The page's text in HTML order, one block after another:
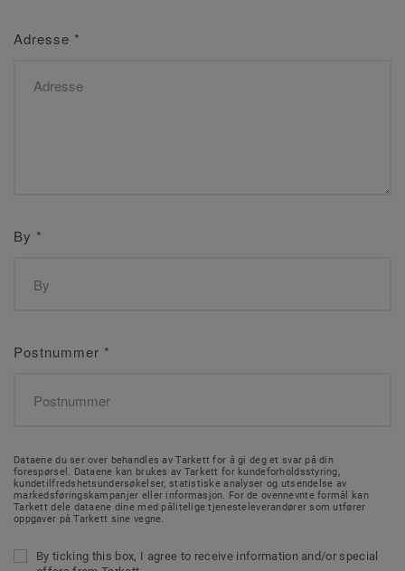
Adresse *
By *
Postnummer *
Dataene du ser over behandles av Tarkett for å gi deg et svar på din
forespørsel. Dataene kan brukes av Tarkett for kundeforholdsstyring,
kundetilfredshetsundersøkelser, statistiske analyser og utsendelse av
markedsføringskampanjer eller informasjon. For de ovennevnte formål kan
Tarkett dele dataene dine med pålitelige tjenesteleverandører som utfører
oppgaver på Tarkett sine vegne.
By ticking this box, I agree to receive information and/or special